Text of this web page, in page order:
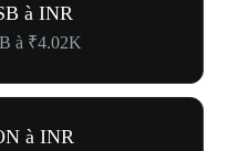
à INR
à ₹4.02K
à INR